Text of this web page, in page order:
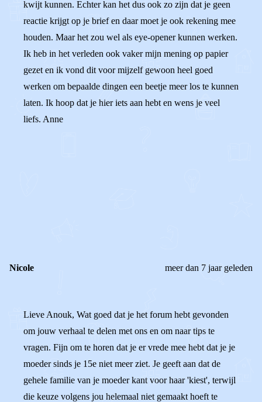
kwijt kunnen. Echter kan het dus ook zo zijn dat je geen
reactie krijgt op je brief en daar moet je ook rekening mee
houden. Maar het zou wel als eye-opener kunnen werken.
Ik heb in het verleden ook vaker mijn mening op papier
gezet en ik vond dit voor mijzelf gewoon heel goed
werken om bepaalde dingen een beetje meer los te kunnen
laten. Ik hoop dat je hier iets aan hebt en wens je veel
liefs. Anne
Nicole meer dan 7 jaar geleden
Lieve Anouk, Wat goed dat je het forum hebt gevonden
om jouw verhaal te delen met ons en om naar tips te
vragen. Fijn om te horen dat je er vrede mee hebt dat je je
moeder sinds je 15e niet meer ziet. Je geeft aan dat de
gehele familie van je moeder kant voor haar 'kiest', terwijl
die keuze volgens jou helemaal niet gemaakt hoeft te